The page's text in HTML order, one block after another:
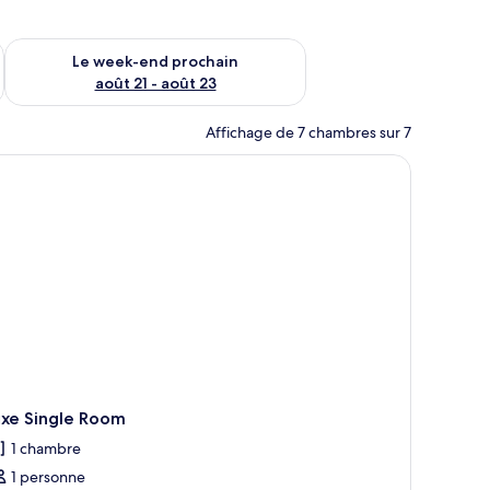
août 14 - août 16
Le week-end prochain
août 21 - août 23
Vérifier la disponibilité pour le week-end prochain août 21 -
Affichage de 7 chambres sur 7
d’un lit, d’une armoire, d’une coiffeuse et d’une œuvre d’art accrochée au
Single Room
1 chambre
1 personne